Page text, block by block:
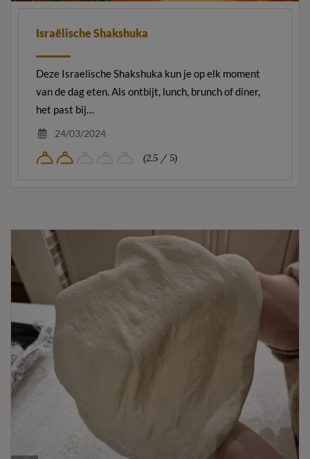
Israëlische Shakshuka
Deze Israelische Shakshuka kun je op elk moment
van de dag eten. Als ontbijt, lunch, brunch of diner,
het past bij…
24/03/2024
(2.5 / 5)